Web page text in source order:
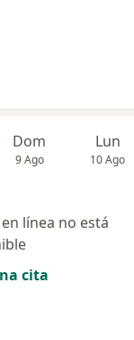
Dom
9 Ago
Lun
10 Ago
línea no está
cita